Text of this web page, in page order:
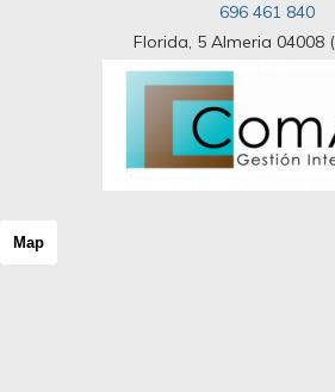
696 461 840
Florida, 5 Almeria 04008
Map